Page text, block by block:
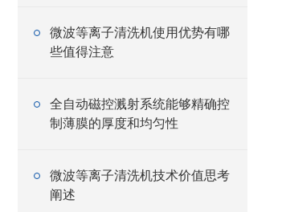
微波等离子清洗机使用优势有哪
些值得注意
全自动磁控溅射系统能够精确控
制薄膜的厚度和均匀性
微波等离子清洗机技术价值思考
阐述